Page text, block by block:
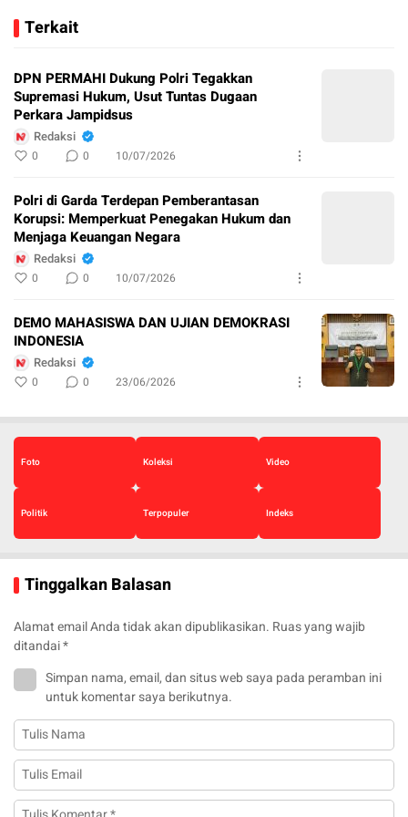
Terkait
DPN PERMAHI Dukung Polri Tegakkan
Supremasi Hukum, Usut Tuntas Dugaan
Perkara Jampidsus
Redaksi
0 0 10/07/2026
Polri di Garda Terdepan Pemberantasan
Korupsi: Memperkuat Penegakan Hukum dan
Menjaga Keuangan Negara
Redaksi
0 0 10/07/2026
DEMO MAHASISWA DAN UJIAN DEMOKRASI
INDONESIA
Redaksi
0 0 23/06/2026
Foto Koleksi Video
Politik Terpopuler Indeks
Tinggalkan Balasan
Alamat email Anda tidak akan dipublikasikan. Ruas yang wajib
ditandai*
Simpan nama, email, dan situs web saya pada peramban ini
untuk komentar saya berikutnya.